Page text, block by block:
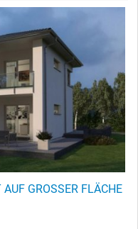
GROSSER FLÄCHE